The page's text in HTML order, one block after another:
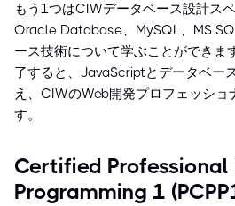
もう1つはCIWデータベース設計ス
Oracle Database、MySQL、MS
ース技術について学ぶことができま
了すると、JavaScriptとデータベー
え、CIWのWeb開発プロフェッショ
す。
Certified Professional
Programming 1